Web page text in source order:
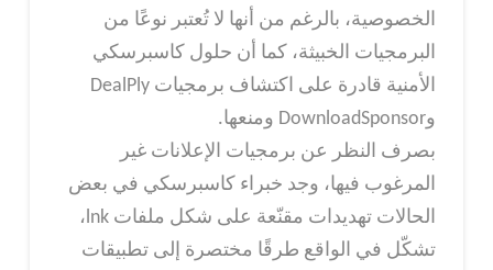
الخصوصية، بالرغم من أنها لا تُعتبر نوعًا من
البرمجيات الخبيثة، كما أن حلول كاسبرسكي
الأمنية قادرة على اكتشاف برمجيات DealPly
وDownloadSponsor ومنعها.
بصرف النظر عن برمجيات الإعلانات غير
المرغوب فيها، وجد خبراء كاسبرسكي في بعض
الحالات تهديدات مقنّعة على شكل ملفات lnk،
تشكّل في الواقع طرقًا مختصرة إلى تطبيقات